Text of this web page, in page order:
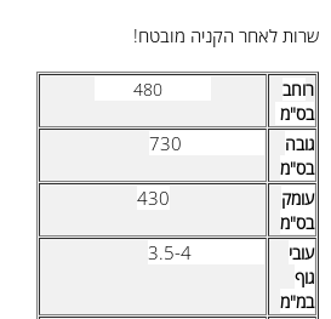
שרות לאחר הקניה מובטח!
רוחב
בס"מ
גובה
בס"מ
עומק
בס"מ
430
עובי
גוף
במ"מ